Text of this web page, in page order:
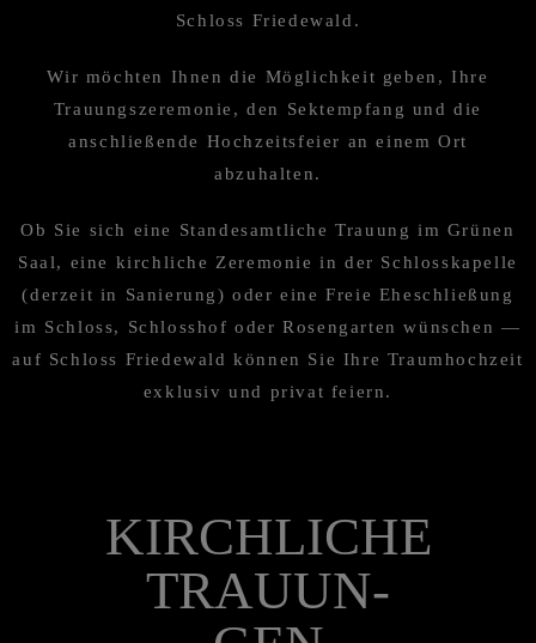
Schloss Friedewald.
Wir möchten Ihnen die Möglich­keit geben, Ihre
Trauungs­ze­re­mo­nie, den Sektemp­fang und die
anschlie­ßende Hochzeits­feier an einem Ort
abzuhalten.
Ob Sie sich eine Standes­amt­li­che Trauung im Grünen
Saal, eine kirch­li­che Zeremo­nie in der Schloss­ka­pelle
(derzeit in Sanie­rung) oder eine Freie Eheschlie­ßung
im Schloss, Schloss­hof oder Rosen­gar­ten wünschen —
auf Schloss Friedewald können Sie Ihre Traum­hoch­zeit
exklu­siv und privat feiern.
KIRCH­LI­CHE
TRAUUN­